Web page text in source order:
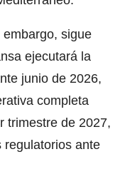
sigue
ejecutará la
junio de 2026,
completa
trimestre de 2027,
regulatorios ante